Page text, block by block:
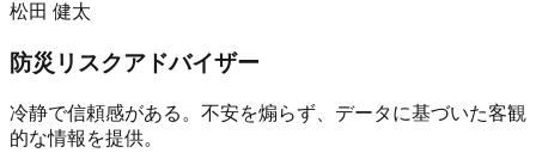
松田 健太
防災リスクアドバイザー
冷静で信頼感がある。不安を煽らず、データに基づいた客観
的な情報を提供。